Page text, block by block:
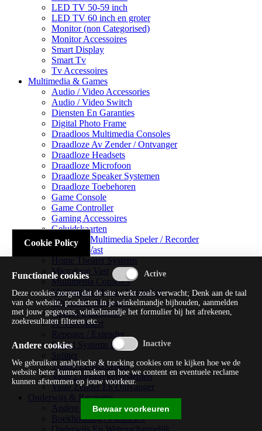
LED TV 50-59 inch
LED TV 60 inch en groter
Monitor (non Categorised)
Monitor Accessoires
Smart Display
Smart Tv
Tv Accessoires
Multimedia & Games
Audio / Video Accessories
Audio / Video Switch
Diensten En Garanties
Digital Photo Frame
Draadloos Multimedia Consoles
Draadloze Av Zender / Ontvanger
Draadloze Headsets
Draadloze Microfoon
Draadloze Speaker Systemen
Draadloze Toebehoren
Game Console
Game Controller
Gaming Accessoires
Geluidskaarten
Handheld Multimedia Speler / Recorder
Headsets Vast
Home Theater Systems
Microfoon Vast
Multimedia Consoles
Multimedia Mixer / Versterker
Multimedia Productie
Optical Disk Drive
Pc Videokaart
Repeater / Extender
Sound Systems Hi-fi
Splitter
Tuners En Recorders
Vaste Luidsprekersystemen
Vaste Zender En Ontvanger
Onderwijs & Recreatie
Andere Beveiligingssoftware
Boekhouding / Financiën
Cookie Policy
Functionele cookies
Deze cookies zorgen dat de site werkt zoals verwacht; Denk aan de taal
van de website, producten in je winkelmandje bijhouden, aanmelden
met jouw gegevens, winkelmandje het formulier bij het afrekenen,
zoekresultaten filteren etc.
Andere cookies
We gebruiken analytische & tracking cookies om te kijken hoe we de
website beter kunnen maken en hoe we content en eventuele reclame
kunnen afstemmen op jouw voorkeur.
Bewaar voorkeuren